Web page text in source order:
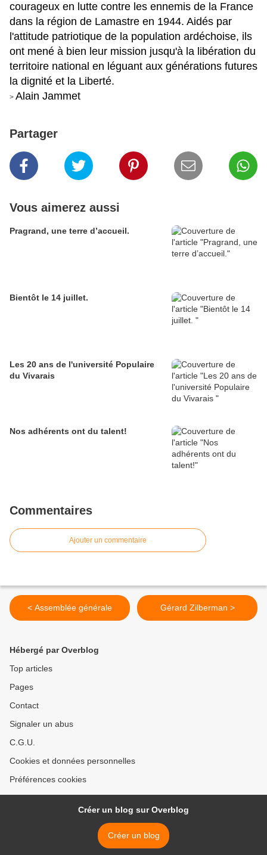
courageux en lutte contre les ennemis de la France
dans la région de Lamastre en 1944. Aidés par
l'attitude patriotique de la population ardéchoise, ils
ont mené à bien leur mission jusqu'à la libération du
territoire national en léguant aux générations futures
la dignité et la Liberté.
> Alain Jammet
Partager
Vous aimerez aussi
Pragrand, une terre d’accueil.
Bientôt le 14 juillet.
Les 20 ans de l'université Populaire
du Vivarais
Nos adhérents ont du talent!
Commentaires
Ajouter un commentaire
< Assemblée générale Gérard Zilberman >
Hébergé par Overblog
Top articles
Pages
Contact
Signaler un abus
C.G.U.
Cookies et données personnelles
Préférences cookies
Créer un blog sur Overblog
Créer un blog